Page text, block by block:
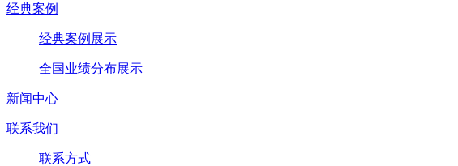
经典案例
经典案例展示
全国业绩分布展示
新闻中心
联系我们
联系方式